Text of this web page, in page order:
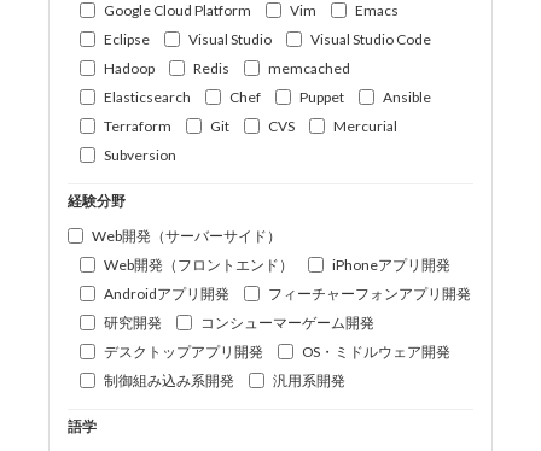
Google Cloud Platform
Vim
Emacs
Eclipse
Visual Studio
Visual Studio Code
Hadoop
Redis
memcached
Elasticsearch
Chef Puppet
Ansible
Terraform
Git CVS
Mercurial
Subversion
経験分野
Web開発（サーバーサイド）
Web開発（フロントエンド）
iPhoneアプリ開発
Androidアプリ開発
フィーチャーフォンアプリ開発
研究開発
コンシューマーゲーム開発
デスクトップアプリ開発
OS・ミドルウェア開発
制御組み込み系開発
汎用系開発
語学